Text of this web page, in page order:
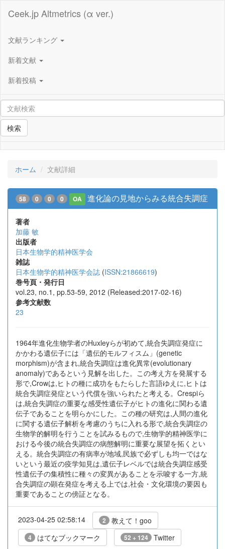
Ceek.jp Altmetrics (α ver.)
文献ランキング
新着文献
新着投稿
検索
ホーム 文献詳細
58 0 0 0 OA 進化論の見地からみる統合失調症
著者
加藤 敏
出版者
日本生物学的精神医学会
雑誌
日本生物学的精神医学会誌 (ISSN:21866619)
巻号頁・発行日
vol.23, no.1, pp.53-59, 2012 (Released:2017-02-16)
参考文献数
23
1964年進化生物学者のHuxleyらが初めて,統合失調症発症に
かかわる遺伝子には「遺伝的モルフィスム」(genetic
morphism)が含まれ,統合失調症は進化異常(evolutionary
anomaly)であるという見解を出した。この考え方を発展する
形で,Crowは,ヒトの種に成功をもたらした言語ゆえに,ヒトは
統合失調症発症という代償を強いられたと考える。Crespiら
は,統合失調症の重要な感受性遺伝子がヒトの進化に関わる遺
伝子であることを明らかにした。この種の研究は,人間の進化
に関する遺伝子解析を考慮のうちに入れる形で,統合失調症の
生物学的解明を行うことを試みるもので,生物学的精神医学に
おける今後の統合失調症の病態解明に重要な展望を拓くとい
える。統合失調症の有病率が地域,民族で必ずしも均一ではな
いという最近の疫学知見は,遺伝子レベルでは統合失調症感受
性遺伝子の集積性に種々の変異があることを示唆する一方,統
合失調症の顕在発症を考える上では,社会・文化環境の要因も
重要であることの傍証となる。
2023-04-25 02:58:14 2 教えて！goo
4 はてなブックマーク 52 + 124 Twitter